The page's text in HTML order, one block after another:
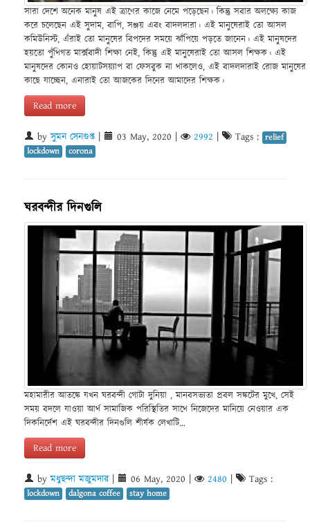
সারা দেশে অনেক মানুষ এই ত্রাণের কাজে নেমে পড়েছেন। কিন্তু সবার অলক্ষ্যে কাজ
করে চলেছেন এই সুদাম, বাপি, সঞ্জয় এবং বাদলদারা। এই মানুষেরাই তো আসল
কমিউনিস্ট, এঁরাই তো মানুষের বিপদের সময়ে ঝাঁপিয়ে পড়তে জানেন। এই মানুষদের
হয়তো পুঁথিগত মার্ক্সবাদী শিক্ষা নেই, কিন্তু এই মানুষেরাই তো আসল শিক্ষক। এই
মানুষদের কোনও হোয়াটসয়্যাপ বা ফেসবুক না থাকলেও, এই বাদলদারাই রোজ মানুষের
কাছে যাচ্ছেন, এনারাই তো আজকের দিনের আমাদের শিক্ষক।
Read more
byসুমন সেনগুপ্ত | 03 May, 2020 | 2992 | Tags : relief
lockdown
corona
ঘরবন্দীর দিনগুলি
মহামারীর আতঙ্কে যখন ঘরবন্দী গোটা দুনিয়া , মানবসভ্যতা প্রবল সঙ্কটের মুখে, সেই
সময় বদলে যাওয়া আর্থ সামাজিক পরিস্থিতির সাথে নিজেদের মানিয়ে নেওয়ার এক
দিকনির্দেশ এই ঘরবন্দীর দিনগুলি শীর্ষক লেখাটি…
Read more
byমধুছন্দা মজুমদার| 06 May, 2020 2480 Tags :
lockdown dalgona coffee stay home